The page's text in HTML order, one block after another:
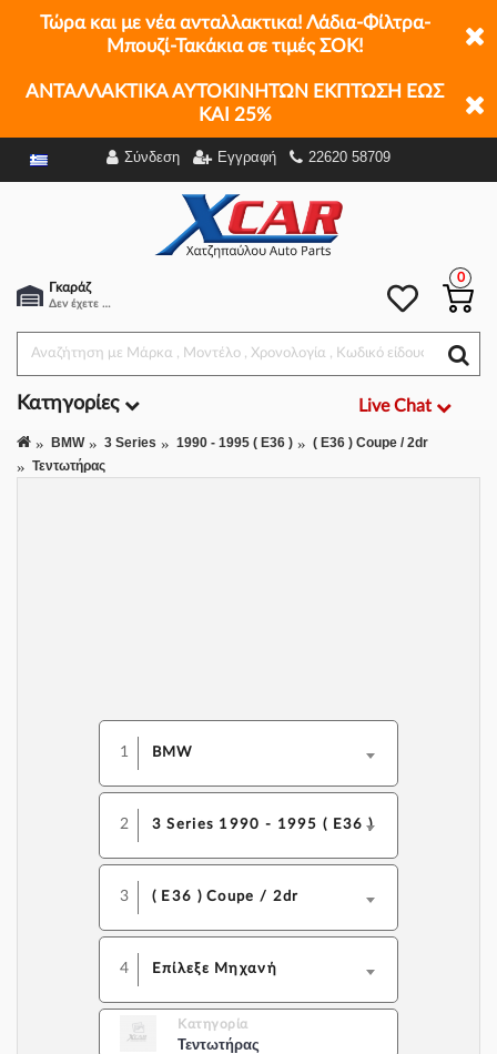
Τώρα και με νέα ανταλλακτικα! Λάδια-Φίλτρα-
Μπουζί-Τακάκια σε τιμές ΣΟΚ!
ΑΝΤΑΛΛΑΚΤΙΚΑ ΑΥΤΟΚΙΝΗΤΩΝ ΕΚΠΤΩΣΗ ΕΩΣ
ΚΑΙ 25%
Σύνδεση Εγγραφή 22620 58709
Γκαράζ
Δεν έχετε επιλέξει αμάξι.
0
Κατηγορίες Live Chat
BMW 3 Series 1990 - 1995 ( E36 )
( E36 ) Coupe / 2dr
Τεντωτήρας
1 BMW
2 3 Series 1990 - 1995 ( E36 )
3 ( E36 ) Coupe / 2dr
4 Επίλεξε Μηχανή
Κατηγορία
Τεντωτήρας
Φίλτρα